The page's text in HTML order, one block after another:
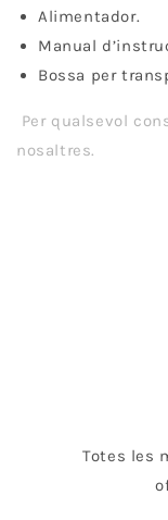
Alimentador.
Manual
Bossa per
Per qualsevol
nosaltres.
Totes les